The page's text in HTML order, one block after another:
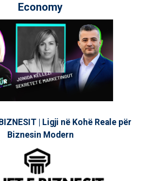
Economy
| Ligji në Kohë Reale për
Biznesin Modern